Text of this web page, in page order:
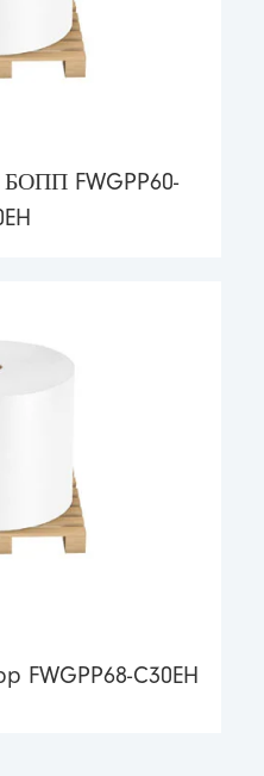
FWGPP60-
FWGPP68-C30EH